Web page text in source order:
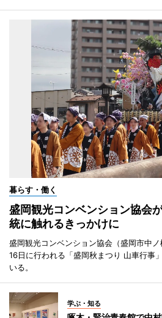
暮らす・働く
盛岡観光コンベンション協会
統に触れるきっかけに
盛岡観光コンベンション協会（盛岡市中
16日に行われる「盛岡秋まつり 山車行事
いる。
学ぶ・知る